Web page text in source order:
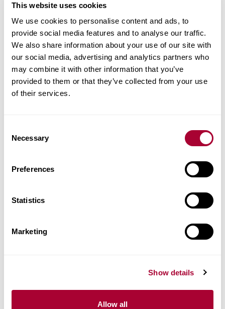
This website uses cookies
We use cookies to personalise content and ads, to
provide social media features and to analyse our traffic.
We also share information about your use of our site with
our social media, advertising and analytics partners who
may combine it with other information that you’ve
provided to them or that they’ve collected from your use
of their services.
Selection
Necessary
Preferences
Statistics
Marketing
Show details
Allow all
toni bianchi antichi per appartamenti moderni,
verniciato opaco
Collezione
Sand Collection
Costruzione
200 x 2423 x 15 mm
Abbina gli accessori
Installazione e manutenzione